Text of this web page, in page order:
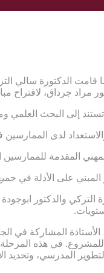
قامت الدكتورة سالي
مراد جرداق،
إلى البحث العلمي
لدى
المقدمة للممارسين
على الأدلة في
الدكتورة التركي
الأستاذة المشاركة في
في هذه المرحلة
المدرسي، وتحديد